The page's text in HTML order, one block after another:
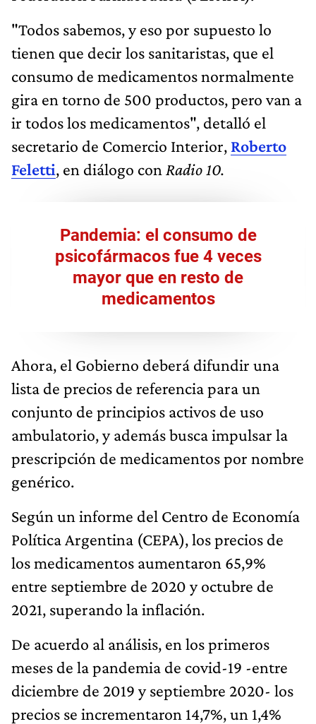
"Todos sabemos, y eso por supuesto lo
tienen que decir los sanitaristas, que el
consumo de medicamentos normalmente
gira en torno de 500 productos, pero van a
ir todos los medicamentos", detalló el
secretario de Comercio Interior, Roberto
Feletti, en diálogo con Radio 10.
Pandemia: el consumo de
psicofármacos fue 4 veces
mayor que en resto de
medicamentos
Ahora, el Gobierno deberá difundir una
lista de precios de referencia para un
conjunto de principios activos de uso
ambulatorio, y además busca impulsar la
prescripción de medicamentos por nombre
genérico.
Según un informe del Centro de Economía
Política Argentina (CEPA), los precios de
los medicamentos aumentaron 65,9%
entre septiembre de 2020 y octubre de
2021, superando la inflación.
De acuerdo al análisis, en los primeros
meses de la pandemia de covid-19 -entre
diciembre de 2019 y septiembre 2020- los
precios se incrementaron 14,7%, un 1,4%